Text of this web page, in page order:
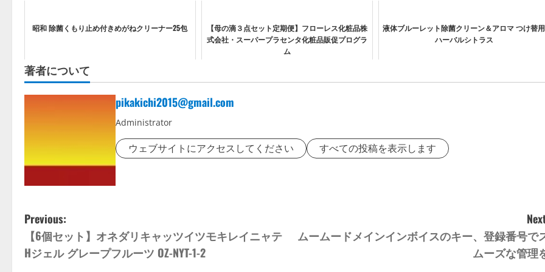
昭和 除菌くもり止め付きめがねクリーナー25包
【母の滴３点セット定期便】フローレス化粧品株
式会社・スーパープラセンタ化粧品販促プログラ
ム
液体ブルーレット除菌クリーン＆アロマ つけ替用
ハーバルシトラス
著者について
pikakichi2015@gmail.com
Administrator
ウェブサイトにアクセスしてください すべての投稿を表示します
P
o
Previous:
【6個セット】オネダリキャッツイツモキレイニャテ
Hジェル グレープフルーツ OZ-NYT-1-2
ムームードメインインボイスのキー、登録番号で
ムーズな管理